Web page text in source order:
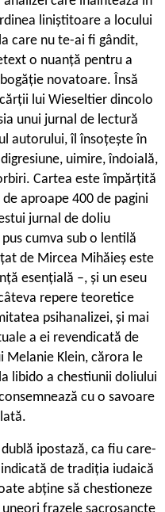
liniștitoare a locului
care nu te-ai fi gândit,
o nuanță pentru a
novatoare. Însă
lui Wieseltier dincolo
unui jurnal de lectură
autorului, îl însoțește în
uimire, îndoială,
Cartea este împărțită
aproape 400 de pagini
jurnal de doliu
cumva sub o lentilă
de Mircea Mihăieș este
esențială –, și un eseu
repere teoretice
psihanalizei, și mai
a ei revendicată de
Melanie Klein, cărora le
libido a chestiunii doliului
cu o savoare
ipostază, ca fiu care-
de tradiția iudaică
abține să chestioneze